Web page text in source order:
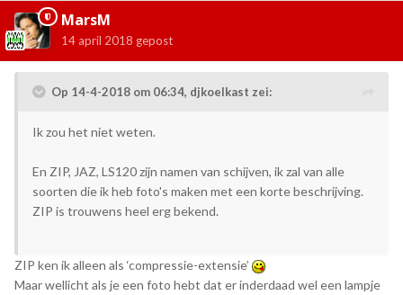
MarsM
14 april 2018 gepost
Op 14-4-2018 om 06:34, djkoelkast zei:
Ik zou het niet weten.
En ZIP, JAZ, LS120 zijn namen van schijven, ik zal van alle
soorten die ik heb foto's maken met een korte beschrijving.
ZIP is trouwens heel erg bekend.
ZIP ken ik alleen als ‘compressie-extensie’
Maar wellicht als je een foto hebt dat er inderdaad wel een lampje